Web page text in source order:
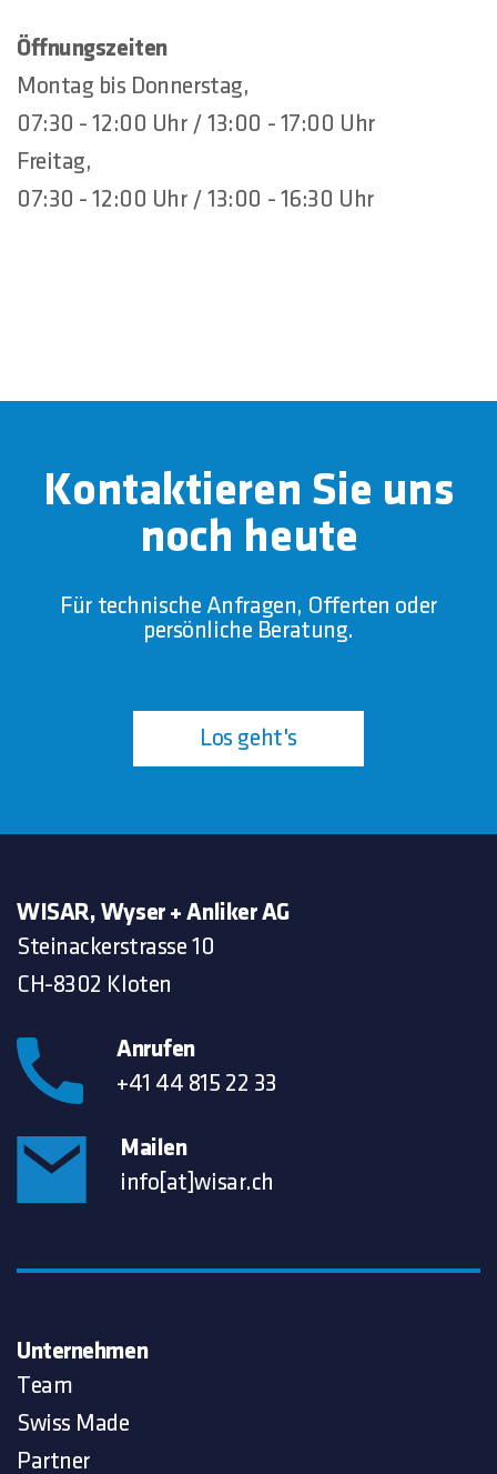
Öffnungszeiten
Montag bis Donnerstag,
07:30 - 12:00 Uhr / 13:00 - 17:00 Uhr
Freitag,
07:30 - 12:00 Uhr / 13:00 - 16:30 Uhr
Kontaktieren Sie uns
noch heute
Für technische Anfragen, Offerten oder
persönliche Beratung.
Los geht's
WISAR, Wyser + Anliker AG
Steinackerstrasse 10
CH-8302 Kloten
Anrufen
+41 44 815 22 33
Mailen
info[at]wisar.ch
Unternehmen
Team
Swiss Made
Partner